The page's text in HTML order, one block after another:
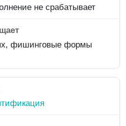
не срабатывает
фишинговые формы